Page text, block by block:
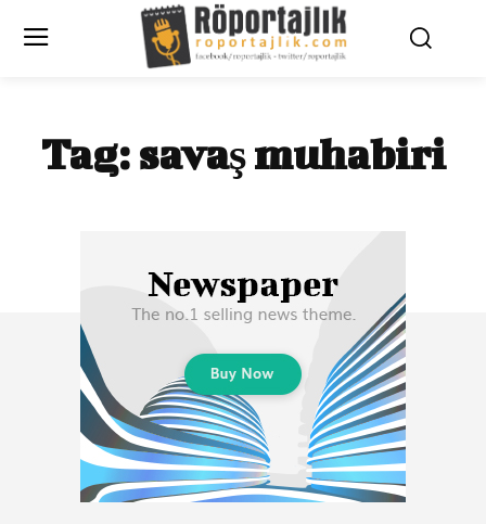
Tag: savaş muhabiri